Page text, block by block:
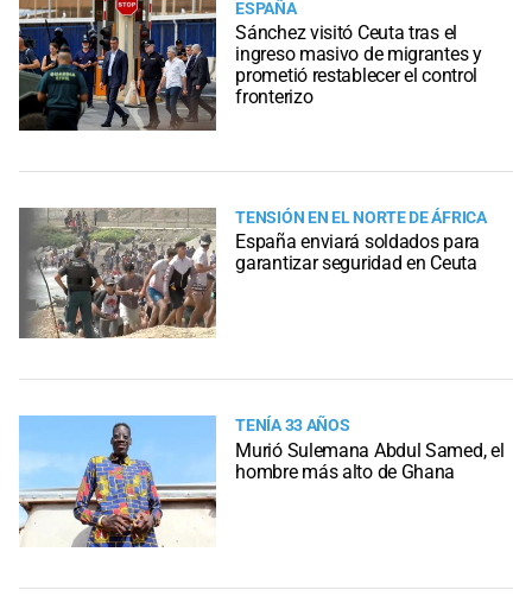
ESPAÑA
Sánchez visitó Ceuta tras el
ingreso masivo de migrantes y
prometió restablecer el control
fronterizo
TENSIÓN EN EL NORTE DE ÁFRICA
España enviará soldados para
garantizar seguridad en Ceuta
TENÍA 33 AÑOS
Murió Sulemana Abdul Samed, el
hombre más alto de Ghana